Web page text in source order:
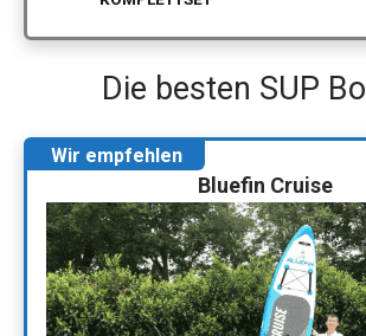
Die besten SUP
Bluefin Cruise